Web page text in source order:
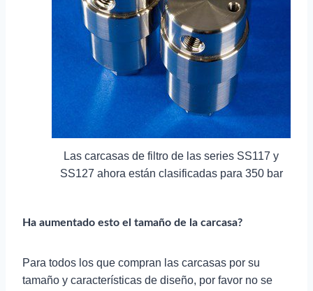
Las carcasas de filtro de las series SS117 y
SS127 ahora están clasificadas para 350 bar
Ha aumentado esto el tamaño de la carcasa?
Para todos los que compran las carcasas por su
tamaño y características de diseño, por favor no se